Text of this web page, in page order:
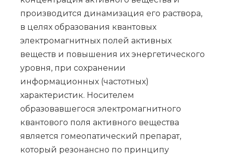
производится динамизация его раствора,
в целях образования квантовых
электромагнитных полей активных
веществ и повышения их энергетического
уровня, при сохранении
информационных (частотных)
характеристик. Носителем
образовавшегося электромагнитного
квантового поля активного вещества
является гомеопатический препарат,
который резонансно по принципу